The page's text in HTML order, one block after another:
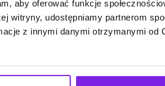
aby oferować funkcje
witryny, udostępniamy partnerom
z innymi danymi otrzymanymi od